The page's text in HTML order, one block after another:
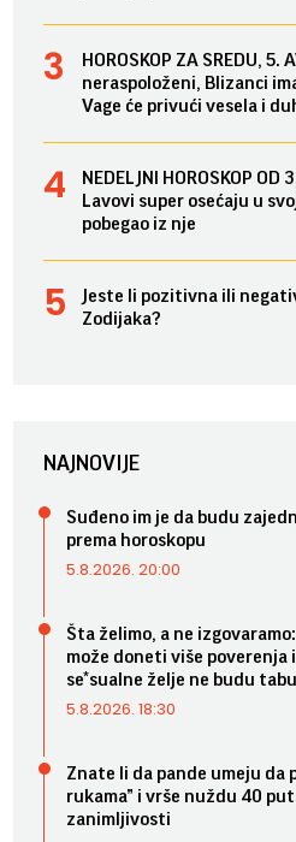
HOROSKOP ZA SREDU, 5.
neraspoloženi, Blizanci
Vage će privući vesela i
NEDELJNI HOROSKOP OD
Lavovi super osećaju u
pobegao iz nje
Jeste li pozitivna ili
Zodijaka?
NAJNOVIJE
Suđeno im je da budu
prema horoskopu
5.8.2026. 20:00
Šta želimo, a ne
može doneti više poverenja
se*sualne želje ne budu tabu
5.8.2026. 18:30
Znate li da pande umeju da
rukama” i vrše nuždu 40
zanimljivosti